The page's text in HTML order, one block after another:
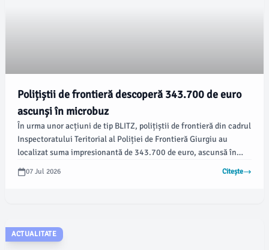
Polițiștii de frontieră descoperă 343.700 de euro
ascunși în microbuz
În urma unor acțiuni de tip BLITZ, polițiștii de frontieră din cadrul
Inspectoratului Teritorial al Poliției de Frontieră Giurgiu au
localizat suma impresionantă de 343.700 de euro, ascunsă în
compartimente special amenajate ale unui microbuz. Șoferul, un
cetățean ucrainean, era căutat de autoritățile din Ucraina pentru
07 Jul 2026 Citește
ACTUALITATE